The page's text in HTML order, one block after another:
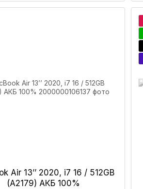
Air 13’’ 2020, i7 16 / 512GB
(A2179) АКБ 100%